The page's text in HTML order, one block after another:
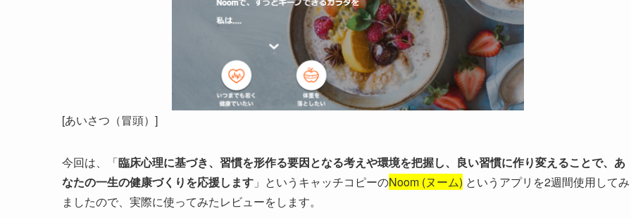
[あいさつ（冒頭）]
今回は、「臨床心理に基づき、習慣を形作る要因となる考えや環境を把握し、良い習慣に作り変えることで、あ
なたの一生の健康づくりを応援します 」というキャッチコピーのNoom (ヌーム) というアプリを2週間使用してみ
ましたので、実際に使ってみたレビューをします。